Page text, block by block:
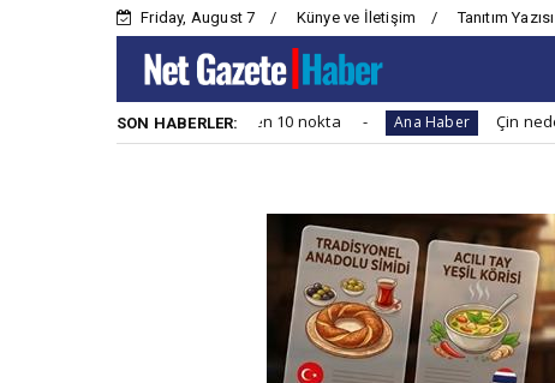
Friday, August 7 Künye ve İletişim Tanıtım
SON HABERLER:
edilmesi gereken 10 nokta Ana Haber Çin neden yazın